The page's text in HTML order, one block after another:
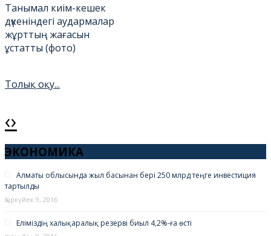
Танымал киім-кешек
дүкеніндегі аудармалар
жұрттың жағасын
ұстатты (фото)
Толық оқу...
Амантай қажы жас
бойжеткенді тоқалдыққа
алды (фото)
Толық оқу...
‹›
ЭКОНОМИКА
Алматы облысында жыл басынан бері 250 млрд теңге инвестиция
тартылды
Қыркүйек 9, 2016
Еліміздің халықаралық резервi биыл 4,2%-ға өстi